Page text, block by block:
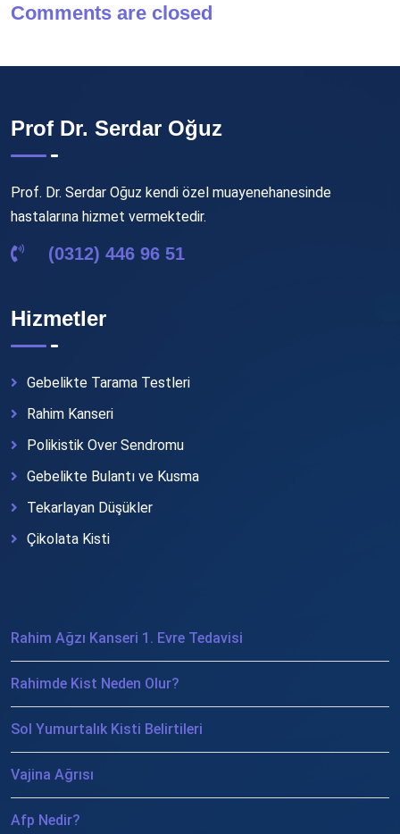
Comments are closed
Prof Dr. Serdar Oğuz
Prof. Dr. Serdar Oğuz kendi özel muayenehanesinde
hastalarına hizmet vermektedir.
(0312) 446 96 51
Hizmetler
Gebelikte Tarama Testleri
Rahim Kanseri
Polikistik Over Sendromu
Gebelikte Bulantı ve Kusma
Tekarlayan Düşükler
Çikolata Kisti
Rahim Ağzı Kanseri 1. Evre Tedavisi
Rahimde Kist Neden Olur?
Sol Yumurtalık Kisti Belirtileri
Vajina Ağrısı
Afp Nedir?